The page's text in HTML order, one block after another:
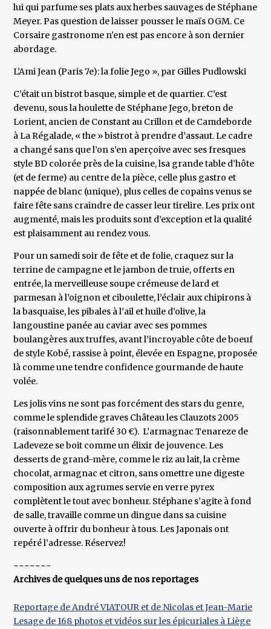
lui qui parfume ses plats aux herbes sauvages de Stéphane
Meyer. Pas question de laisser pousser le maïs OGM. Ce
Corsaire gastronome n'en est pas encore à son dernier
abordage.
L’Ami Jean (Paris 7e): la folie Jego », par Gilles Pudlowski
C’était un bistrot basque, simple et de quartier. C’est
devenu, sous la houlette de Stéphane Jego, breton de
Lorient, ancien de Constant au Crillon et de Camdeborde
à La Régalade, « the » bistrot à prendre d’assaut. Le cadre
a changé sans que l’on s’en aperçoive avec ses fresques
style BD colorée près de la cuisine, lsa grande table d’hôte
(et de ferme) au centre de la pièce, celle plus gastro et
nappée de blanc (unique), plus celles de copains venus se
faire fête sans craindre de casser leur tirelire. Les prix ont
augmenté, mais les produits sont d’exception et la qualité
est plaisamment au rendez vous.
Pour un samedi soir de fête et de folie, craquez sur la
terrine de campagne et le jambon de truie, offerts en
entrée, la merveilleuse soupe crémeuse de lard et
parmesan à l’oignon et ciboulette, l’éclair aux chipirons à
la basquaise, les pibales à l’ail et huile d’olive, la
langoustine panée au caviar avec ses pommes
boulangères aux truffes, avant l’incroyable côte de boeuf
de style Kobé, rassise à point, élevée en Espagne, proposée
là comme une tendre confidence gourmande de haute
volée.
Les jolis vins ne sont pas forcément des stars du genre,
comme le splendide graves Château les Clauzots 2005
(raisonnablement tarifé 30 €). L’armagnac Tenareze de
Ladeveze se boit comme un élixir de jouvence. Les
desserts de grand-mère, comme le riz au lait, la crème
chocolat, armagnac et citron, sans omettre une digeste
composition aux agrumes servie en verre pyrex
complètent le tout avec bonheur. Stéphane s’agite à fond
de salle, travaille comme un dingue dans sa cuisine
ouverte à offrir du bonheur à tous. Les Japonais ont
repéré l’adresse. Réservez!
~~~~~~~
Archives de quelques uns de nos reportages
Reportage de André VIATOUR et de Nicolas et Jean-Marie
Lesage de 168 photos et vidéos sur les épicuriales à Liège